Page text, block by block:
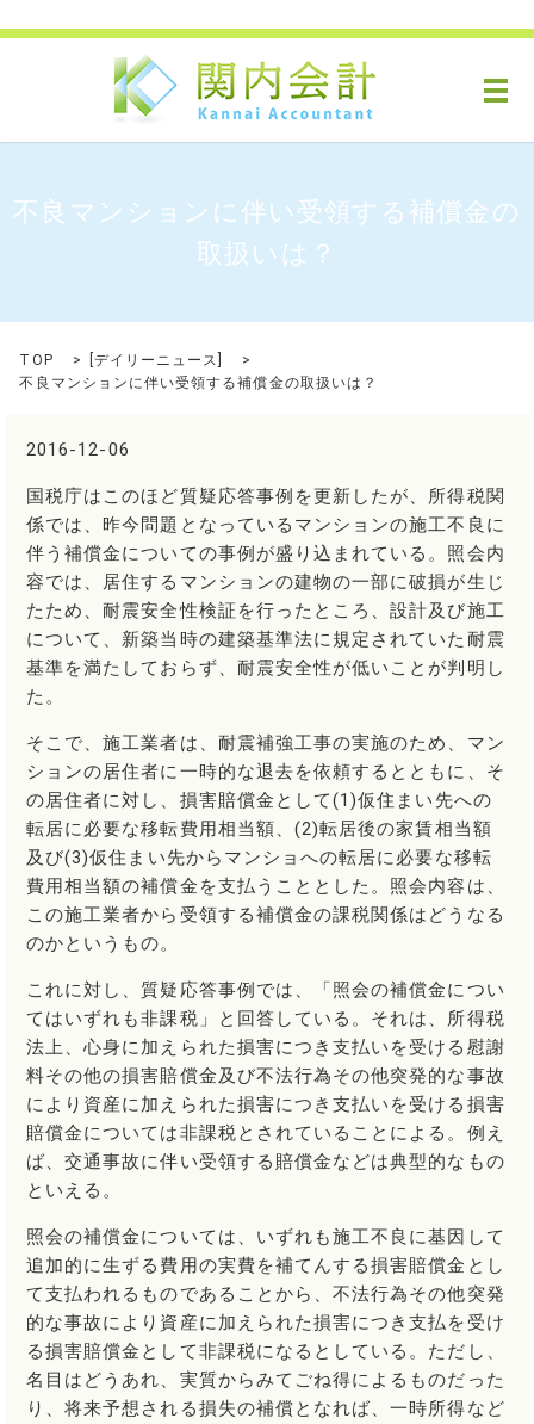
メ
不良マンションに伴い受領する補償金の
取扱いは？
TOP デイリーニュース
不良マンションに伴い受領する補償金の取扱いは？
2016-12-06
国税庁はこのほど質疑応答事例を更新したが、所得税関
係では、昨今問題となっているマンションの施工不良に
伴う補償金についての事例が盛り込まれている。照会内
容では、居住するマンションの建物の一部に破損が生じ
たため、耐震安全性検証を行ったところ、設計及び施工
について、新築当時の建築基準法に規定されていた耐震
基準を満たしておらず、耐震安全性が低いことが判明し
た。
そこで、施工業者は、耐震補強工事の実施のため、マン
ションの居住者に一時的な退去を依頼するとともに、そ
の居住者に対し、損害賠償金として(1)仮住まい先への
転居に必要な移転費用相当額、(2)転居後の家賃相当額
及び(3)仮住まい先からマンショへの転居に必要な移転
費用相当額の補償金を支払うこととした。照会内容は、
この施工業者から受領する補償金の課税関係はどうなる
のかというもの。
これに対し、質疑応答事例では、「照会の補償金につい
てはいずれも非課税」と回答している。それは、所得税
法上、心身に加えられた損害につき支払いを受ける慰謝
料その他の損害賠償金及び不法行為その他突発的な事故
により資産に加えられた損害につき支払いを受ける損害
賠償金については非課税とされていることによる。例え
ば、交通事故に伴い受領する賠償金などは典型的なもの
といえる。
照会の補償金については、いずれも施工不良に基因して
追加的に生ずる費用の実費を補てんする損害賠償金とし
て支払われるものであることから、不法行為その他突発
的な事故により資産に加えられた損害につき支払を受け
る損害賠償金として非課税になるとしている。ただし、
名目はどうあれ、実質からみてごね得によるものだった
り、将来予想される損失の補償となれば、一時所得など